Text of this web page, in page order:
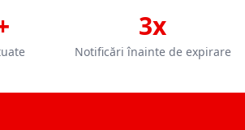
3x
Notificări înainte de expirare